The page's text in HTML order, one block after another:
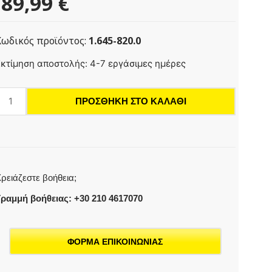
προϊόντος: 1.645-820.0
αποστολής: 4-7 εργάσιμες ημέρες
ΠΡΟΣΘΉΚΗ ΣΤΟ ΚΑΛΆΘΙ
βοήθεια;
βοήθειας: +30 210 4617070
ΦΟΡΜΑ ΕΠΙΚΟΙΝΩΝΙΑΣ